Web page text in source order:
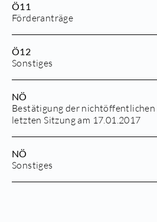
Ö11
Förderanträge
Ö12
Sonstiges
NÖ
Bestätigung der
letzten Sitzung am 17.01.2017
NÖ
Sonstiges